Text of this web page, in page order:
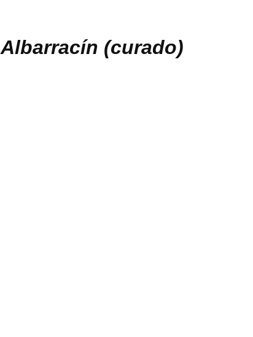
Albarracín (curado)